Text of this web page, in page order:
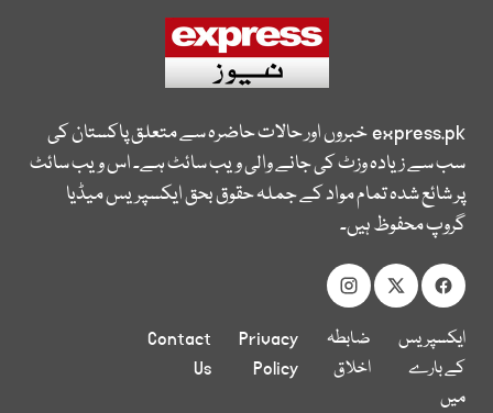
express.pkخبروں اور حالات حاضرہ سے متعلق پاکستان کی
سب سے زیادہ وزٹ کی جانے والی ویب سائٹ ہے۔ اس ویب سائٹ
پر شائع شدہ تمام مواد کے جملہ حقوق بحق ایکسپریس میڈیا
گروپ محفوظ ہیں۔
ایکسپریس
کے بارے
میں
ضابطہ
اخلاق
Privacy
Policy
Contact
Us